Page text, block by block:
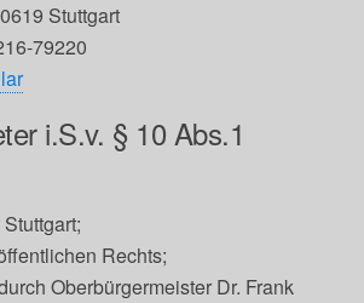
Stuttgart
79220
i.S.v. § 10 Abs.1
Rechts;
Oberbürgermeister Dr. Frank